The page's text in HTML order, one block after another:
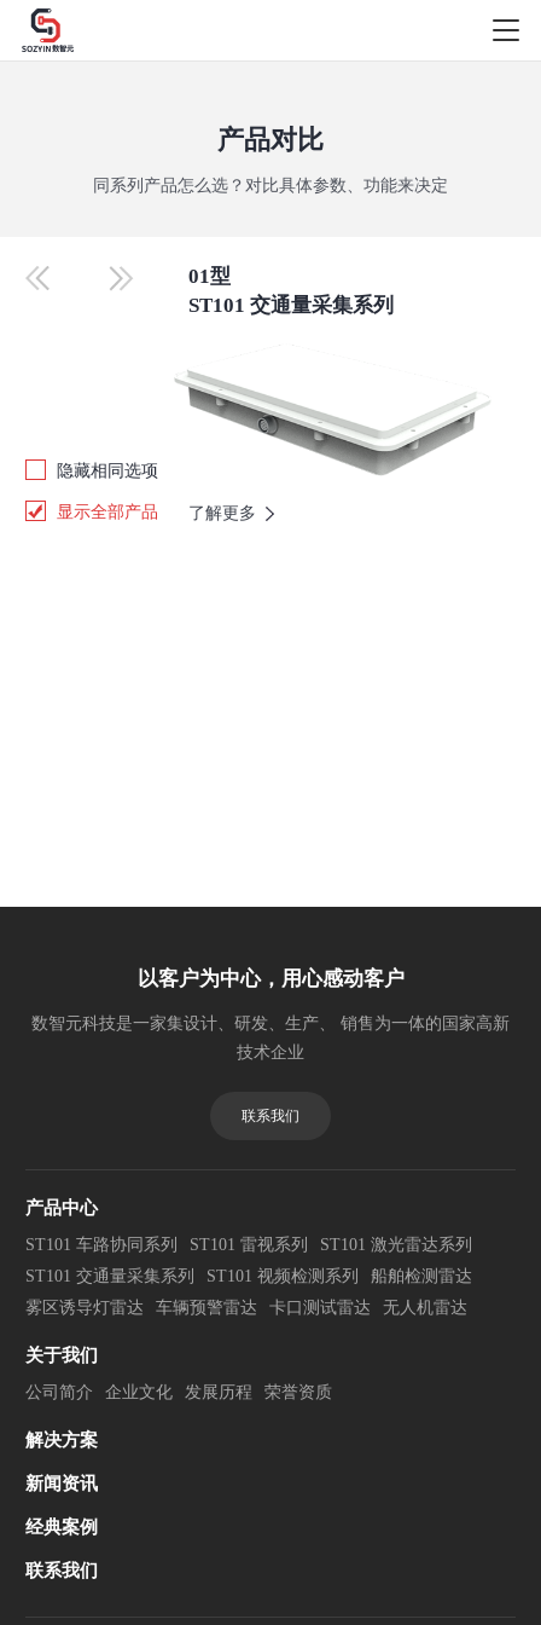
产品对比
同系列产品怎么选？对比具体参数、功能来决定
隐藏相同选项
显示全部产品
01型
ST101 交通量采集系列
了解更多
以客户为中心，用心感动客户
数智元科技是一家集设计、研发、生产、 销售为一体的国家高新
技术企业
联系我们
产品中心
ST101 车路协同系列 ST101 雷视系列
ST101 激光雷达系列
ST101 交通量采集系列
ST101 视频检测系列
船舶检测雷达
雾区诱导灯雷达
车辆预警雷达 卡口测试雷达 无人机雷达
关于我们
公司简介 企业文化 发展历程 荣誉资质
解决方案
新闻资讯
经典案例
联系我们